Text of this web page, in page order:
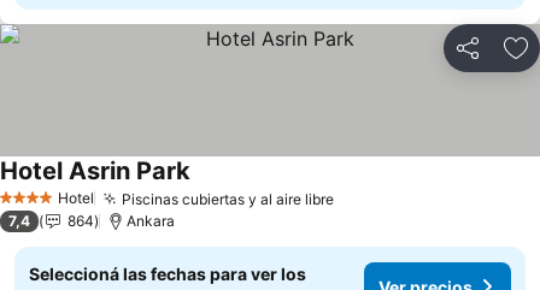
Compartir
4 EstrellasHotel Piscinas cubiertas y al aire libreVer precios
Hotel Asrin ParkVer precios
7,4 864 Ankara
Seleccioná las fechas para ver los